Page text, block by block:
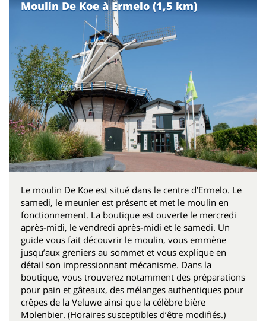
Moulin De Koe à Ermelo (1,5 km)
Le moulin De Koe est situé dans le centre d’Ermelo. Le
samedi, le meunier est présent et met le moulin en
fonctionnement. La boutique est ouverte le mercredi
après-midi, le vendredi après-midi et le samedi. Un
guide vous fait découvrir le moulin, vous emmène
jusqu’aux greniers au sommet et vous explique en
détail son impressionnant mécanisme. Dans la
boutique, vous trouverez notamment des préparations
pour pain et gâteaux, des mélanges authentiques pour
crêpes de la Veluwe ainsi que la célèbre bière
Molenbier. (Horaires susceptibles d’être modifiés.)